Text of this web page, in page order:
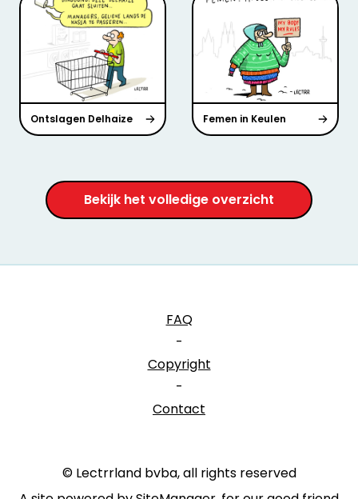
Ontslagen Delhaize Femen in Keulen
Bekijk het volledige overzicht
FAQ
-
Copyright
-
Contact
© Lectrrland bvba, all rights reserved